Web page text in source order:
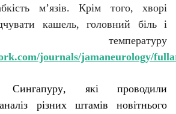
м’язів. Крім того, хворі
кашель, головний біль і
температуру
journals/jamaneurology/
, які проводили
різних штамів новітнього